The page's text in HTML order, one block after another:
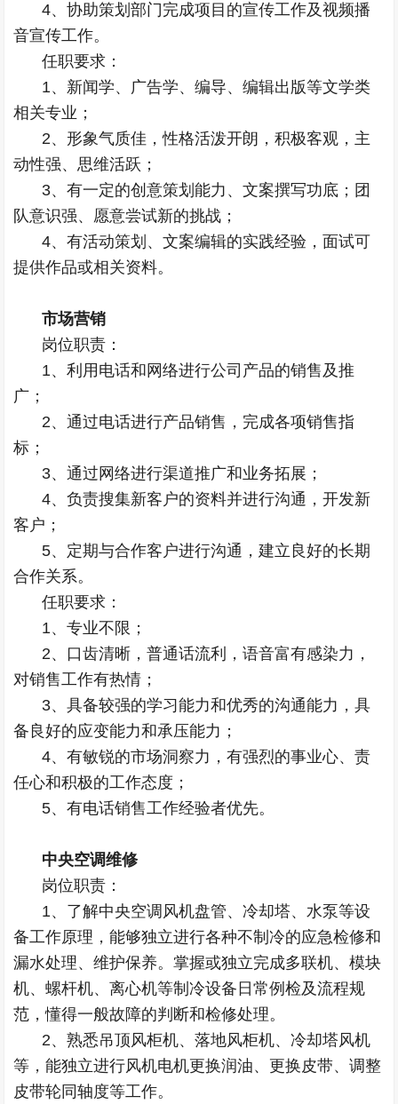
4、协助策划部门完成项目的宣传工作及视频播
音宣传工作。
任职要求：
1、新闻学、广告学、编导、编辑出版等文学类
相关专业；
2、形象气质佳，性格活泼开朗，积极客观，主
动性强、思维活跃；
3、有一定的创意策划能力、文案撰写功底；团
队意识强、愿意尝试新的挑战；
4、有活动策划、文案编辑的实践经验，面试可
提供作品或相关资料。
市场营销
岗位职责：
1、利用电话和网络进行公司产品的销售及推
广；
2、通过电话进行产品销售，完成各项销售指
标；
3、通过网络进行渠道推广和业务拓展；
4、负责搜集新客户的资料并进行沟通，开发新
客户；
5、定期与合作客户进行沟通，建立良好的长期
合作关系。
任职要求：
1、专业不限；
2、口齿清晰，普通话流利，语音富有感染力，
对销售工作有热情；
3、具备较强的学习能力和优秀的沟通能力，具
备良好的应变能力和承压能力；
4、有敏锐的市场洞察力，有强烈的事业心、责
任心和积极的工作态度；
5、有电话销售工作经验者优先。
中央空调维修
岗位职责：
1、了解中央空调风机盘管、冷却塔、水泵等设
备工作原理，能够独立进行各种不制冷的应急检修和
漏水处理、维护保养。掌握或独立完成多联机、模块
机、螺杆机、离心机等制冷设备日常例检及流程规
范，懂得一般故障的判断和检修处理。
2、熟悉吊顶风柜机、落地风柜机、冷却塔风机
等，能独立进行风机电机更换润油、更换皮带、调整
皮带轮同轴度等工作。